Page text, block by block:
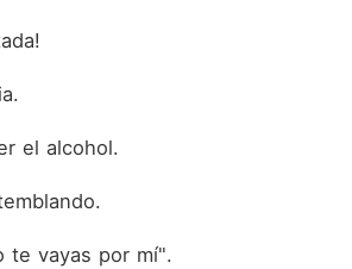
el alcohol.
te vayas por mí".